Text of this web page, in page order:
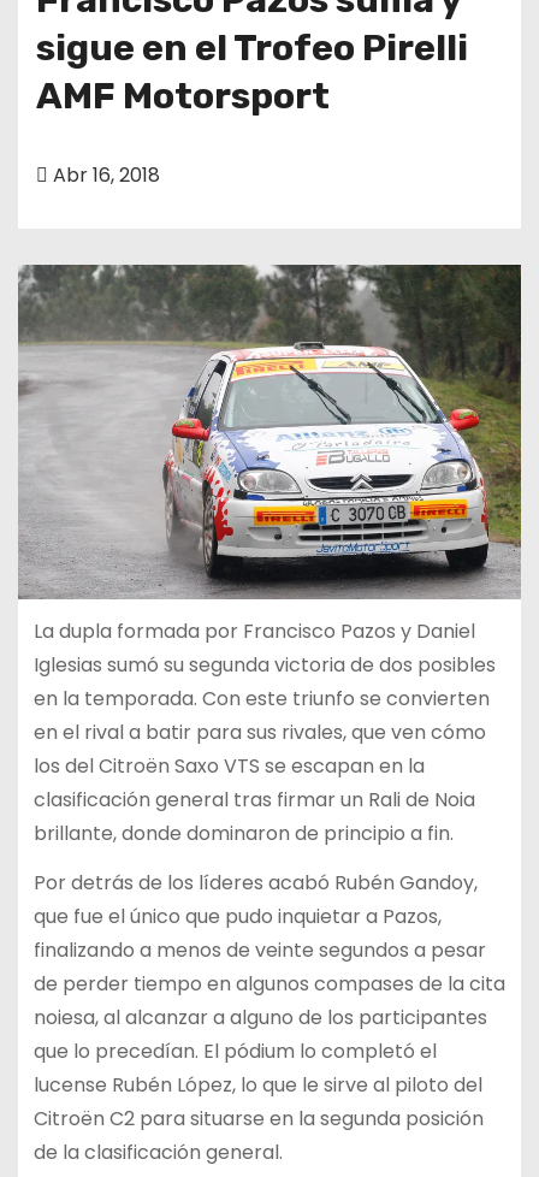
sigue en el Trofeo Pirelli
AMF Motorsport
Abr 16, 2018
La dupla formada por Francisco Pazos y Daniel
Iglesias sumó su segunda victoria de dos posibles
en la temporada. Con este triunfo se convierten
en el rival a batir para sus rivales, que ven cómo
los del Citroën Saxo VTS se escapan en la
clasificación general tras firmar un Rali de Noia
brillante, donde dominaron de principio a fin.
Por detrás de los líderes acabó Rubén Gandoy,
que fue el único que pudo inquietar a Pazos,
finalizando a menos de veinte segundos a pesar
de perder tiempo en algunos compases de la cita
noiesa, al alcanzar a alguno de los participantes
que lo precedían. El pódium lo completó el
lucense Rubén López, lo que le sirve al piloto del
Citroën C2 para situarse en la segunda posición
de la clasificación general.